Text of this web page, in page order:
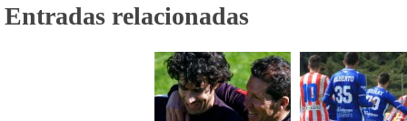
Entradas relacionadas